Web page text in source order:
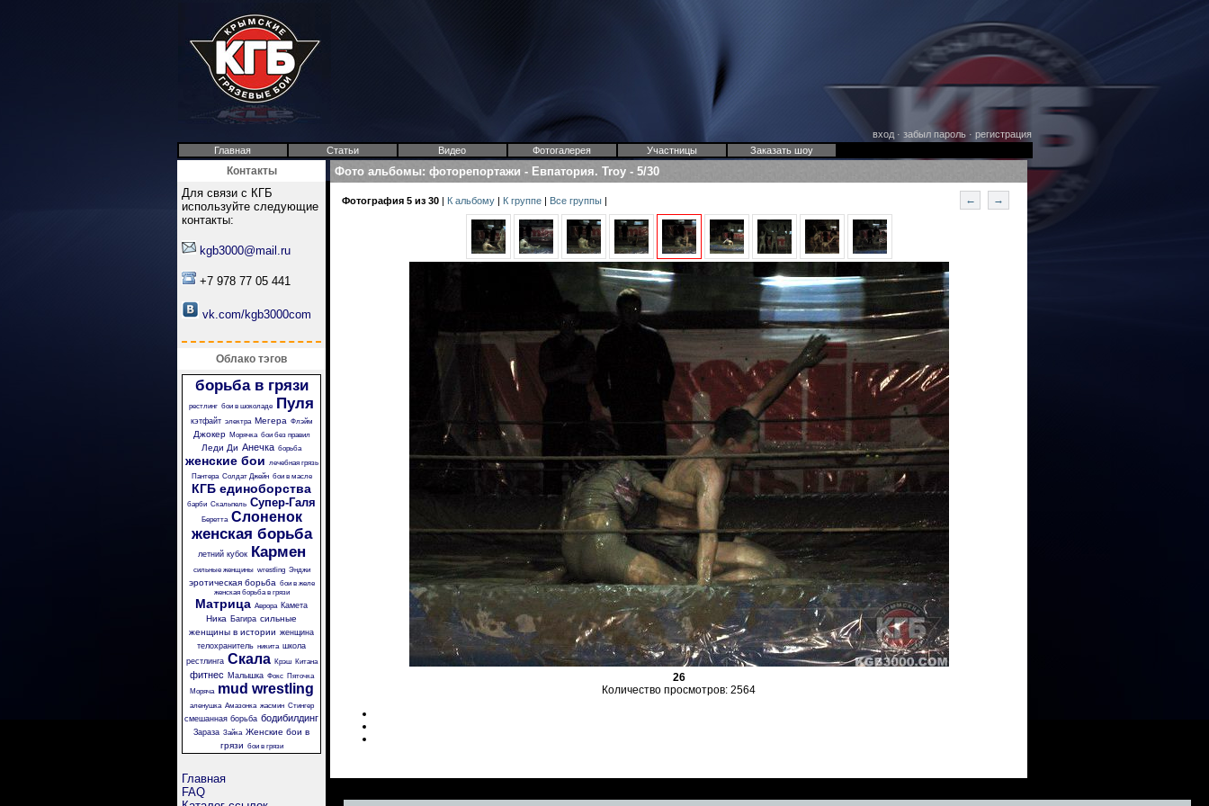
вход· забыл пароль· регистрация
Главная
Статьи Видео Фотогалерея Участницы Заказать шоу
Контакты
Для связи с КГБ
используйте следующие
контакты:
kgb3000@mail.ru
+7 978 77 05 441
vk.com/kgb3000com
Облако тэгов
борьба в грязи
рестлинг бои в шоколаде Пуля
кэтфайт электра Мегера Флэйм
Джокер Морячка бои без правил
Леди Ди Анечка борьба
женские бои лечебная грязь
Пантера Солдат Джейн бои в масле
КГБ единоборства
барби Скальпель Супер-Галя
Беретта Слоненок
женская борьба
летний кубок Кармен
сильные женщины wrestling Энджи
эротическая борьба бои в желе
женская борьба в грязи
Матрица Аврора Камета
Ника Багира сильные
женщины в истории женщина
телохранитель никита школа
рестлинга Скала Крэш Китана
фитнес Малышка Фокс
Пяточка
Моряча
mud wrestling
аленушка Амазонка жасмин Стингер
смешанная борьба бодибилдинг
Зараза Зайка Женские бои в
грязи бои в грязи
Главная
FAQ
Фото альбомы: фоторепортажи - Евпатория. Troy - 5/30
Фотография 5 из 30 | К альбому | К группе | Все группы | ← →
26
Количество просмотров: 2564